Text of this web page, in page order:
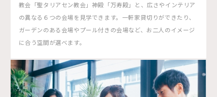
教会「聖タリアセン教会」神殿「万寿殿」と、広さやインテリア
の異なる６つの会場を見学できます。一軒家貸切りができたり、
ガーデンのある会場やプール付きの会場など、お二人のイメージ
に合う空間が選べます。